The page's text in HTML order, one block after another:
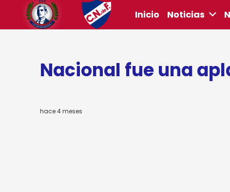
Inicio Noticias
Nacional fue una
hace 4 meses